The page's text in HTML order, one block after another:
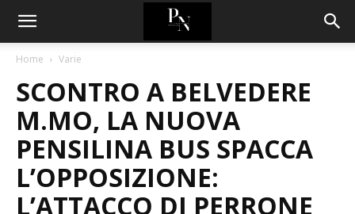
Home Varie
SCONTRO A BELVEDERE
M.MO, LA NUOVA
PENSILINA BUS SPACCA
L’OPPOSIZIONE:
L’ATTACCO DI PERRONE